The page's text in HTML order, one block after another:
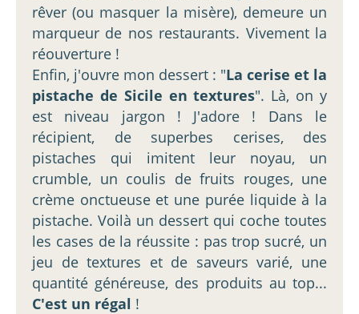
rêver (ou masquer la misère), demeure un
marqueur de nos restaurants. Vivement la
réouverture !
Enfin, j'ouvre mon dessert : "La cerise et la
pistache de Sicile en textures". Là, on y
est niveau jargon ! J'adore ! Dans le
récipient, de superbes cerises, des
pistaches qui imitent leur noyau, un
crumble, un coulis de fruits rouges, une
crème onctueuse et une purée liquide à la
pistache. Voilà un dessert qui coche toutes
les cases de la réussite : pas trop sucré, un
jeu de textures et de saveurs varié, une
quantité généreuse, des produits au top...
C'est un régal !